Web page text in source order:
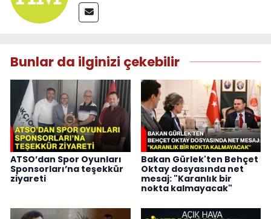
Bunlar da ilginizi çekebilir
ATSO’dan Spor Oyunları
Sponsorları’na teşekkür
ziyareti
Bakan Gürlek'ten Behçet
Oktay dosyasında net
mesaj: "Karanlık bir
nokta kalmayacak"